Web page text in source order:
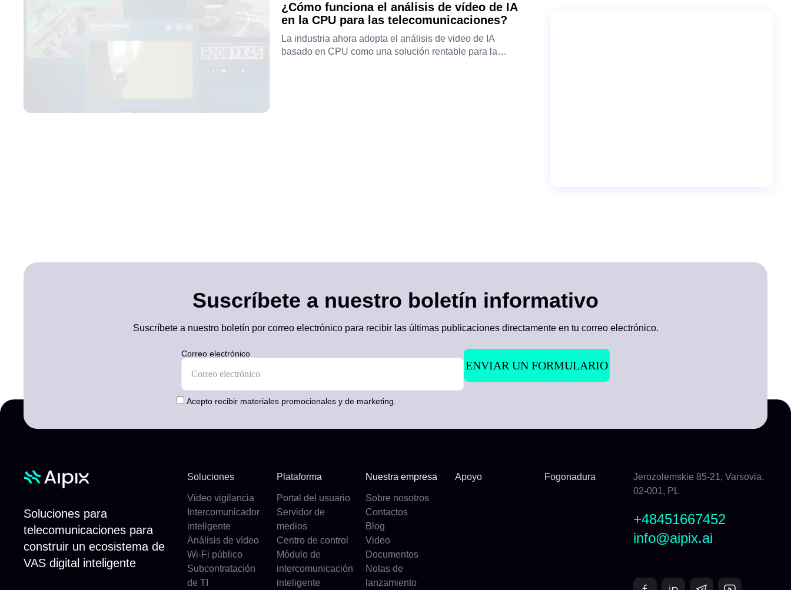
¿Cómo funciona el análisis de vídeo de IA
en la CPU para las telecomunicaciones?
La industria ahora adopta el análisis de video de IA
basado en CPU como una solución rentable para la
Suscríbete a nuestro boletín informativo
Suscríbete a nuestro boletín por correo electrónico para recibir las últimas publicaciones directamente en tu correo electrónico.
Correo electrónico
Acepto recibir materiales promocionales y de marketing.
Soluciones para
telecomunicaciones para
construir un ecosistema de
VAS digital inteligente
Soluciones
Video vigilancia
Intercomunicador
inteligente
Análisis de vídeo
Wi-Fi público
Subcontratación
de TI
Plataforma
Portal del usuario
Servidor de
medios
Centro de control
Módulo de
intercomunicación
inteligente
Nuestra empresa
Sobre nosotros
Contactos
Blog
Video
Documentos
Notas de
lanzamiento
Apoyo Fogonadura
Jerozolemskie 85-21, Varsovia,
02-001, PL
+48451667452
info@aipix.ai